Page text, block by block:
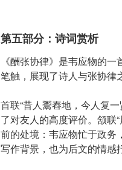
第五部分：诗词赏析
《酬张协律》是韦应物的
笔触，展现了诗人与张协律
首联“昔人鬻舂地，今人复
了对友人的高度评价。颔联
前的处境：韦应物忙于政务
写作背景，也为后文的情感